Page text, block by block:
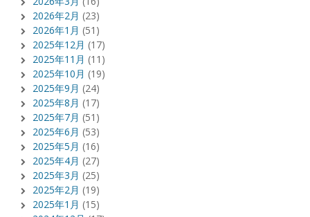
2026年2月 (23)
2026年1月 (51)
2025年12月 (17)
2025年11月 (11)
2025年10月 (19)
2025年9月 (24)
2025年8月 (17)
2025年7月 (51)
2025年6月 (53)
2025年5月 (16)
2025年4月 (27)
2025年3月 (25)
2025年2月 (19)
2025年1月 (15)